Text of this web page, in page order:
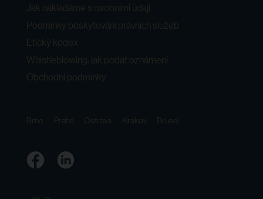
Jak nakládáme s osobními údaji
Podmínky poskytování právních služeb
Etický kodex
Whistleblowing: jak podat oznámení
Obchodní podmínky
Brno Praha Ostrava Krakov Brusel